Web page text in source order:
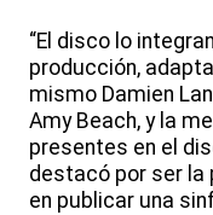
“El disco lo
producción,
mismo Damien
Amy Beach, y la
presentes en el
destacó por ser la
en publicar una